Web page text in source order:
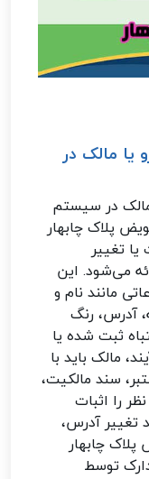
مالک در
در سیستم
پلاک چابهار
تغییر
می‌شود. این
مانند نام و
آدرس، رنگ
ثبت شده یا
مالک باید با
سند مالکیت،
را اثبات
تغییر آدرس،
چابهار
توسط